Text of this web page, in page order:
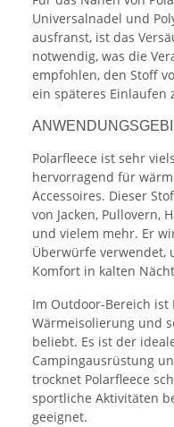
Universalnadel und
ausfranst, ist das
notwendig, was die
empfohlen, den Stoff
ein späteres Einlaufen
Polarfleece ist sehr
hervorragend für
Accessoires. Dieser
von Jacken, Pullovern,
und vielem mehr. Er
Überwürfe verwendet,
Komfort in kalten
Im Outdoor-Bereich ist
Wärmeisolierung und
beliebt. Es ist der
Campingausrüstung
trocknet Polarfleece
sportliche Aktivitäten
geeignet.